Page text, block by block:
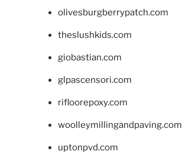
olivesburgberrypatch.com
theslushkids.com
giobastian.com
glpascensori.com
rifloorepoxy.com
woolleymillingandpaving.com
uptonpvd.com